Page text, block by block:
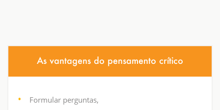
As vantagens do pensamento crítico
Formular perguntas,